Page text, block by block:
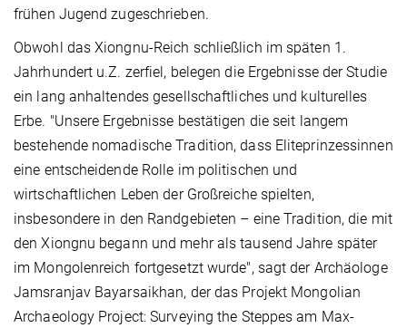
frühen Jugend zugeschrieben.
Obwohl das Xiongnu-Reich schließlich im späten 1.
Jahrhundert u.Z. zerfiel, belegen die Ergebnisse der Studie
ein lang anhaltendes gesellschaftliches und kulturelles
Erbe. "Unsere Ergebnisse bestätigen die seit langem
bestehende nomadische Tradition, dass Eliteprinzessinnen
eine entscheidende Rolle im politischen und
wirtschaftlichen Leben der Großreiche spielten,
insbesondere in den Randgebieten – eine Tradition, die mit
den Xiongnu begann und mehr als tausend Jahre später
im Mongolenreich fortgesetzt wurde", sagt der Archäologe
Jamsranjav Bayarsaikhan, der das Projekt Mongolian
Archaeology Project: Surveying the Steppes am Max-